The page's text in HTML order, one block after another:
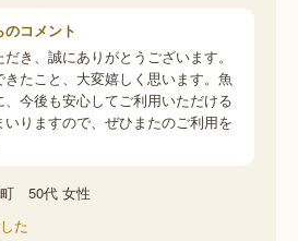
コメント
き、誠にありがとうございます。
たこと、大変嬉しく思います。魚
今後も安心してご利用いただける
りますので、ぜひまたのご利用を
50代 女性
た